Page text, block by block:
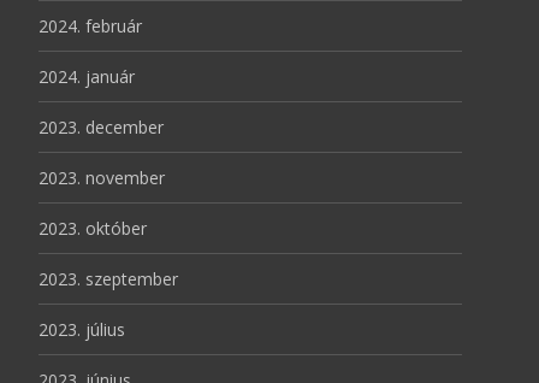
2024. február
2024. január
2023. december
2023. november
2023. október
2023. szeptember
2023. július